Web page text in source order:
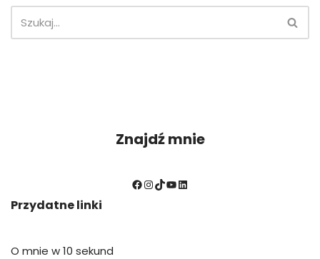
Znajdź mnie
Przydatne linki
O mnie w 10 sekund